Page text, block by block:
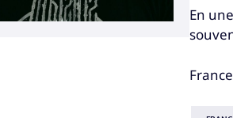
En
France